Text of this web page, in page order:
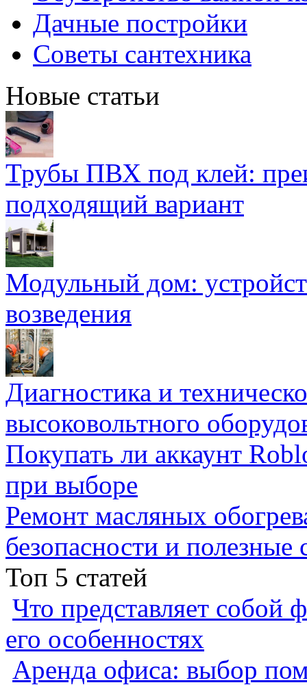
Дачные постройки
Советы сантехника
Новые статьи
Трубы ПВХ под клей:
подходящий вариант
Модульный дом:
возведения
Диагностика и
высоковольтного
Покупать ли аккаунт
при выборе
Ремонт масляных
безопасности и полезные
Топ 5 статей
Что представляет собой
его особенностях
Аренда офиса: выбор